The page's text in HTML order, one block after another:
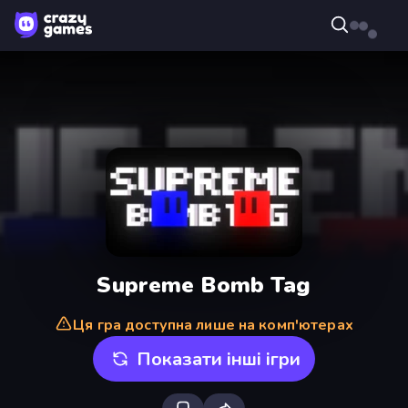
Supreme Bomb Tag
Ця гра доступна лише на комп'ютерах
Показати інші ігри